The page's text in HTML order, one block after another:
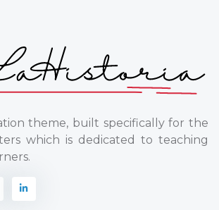
theme, built specifically for the
which is dedicated to teaching